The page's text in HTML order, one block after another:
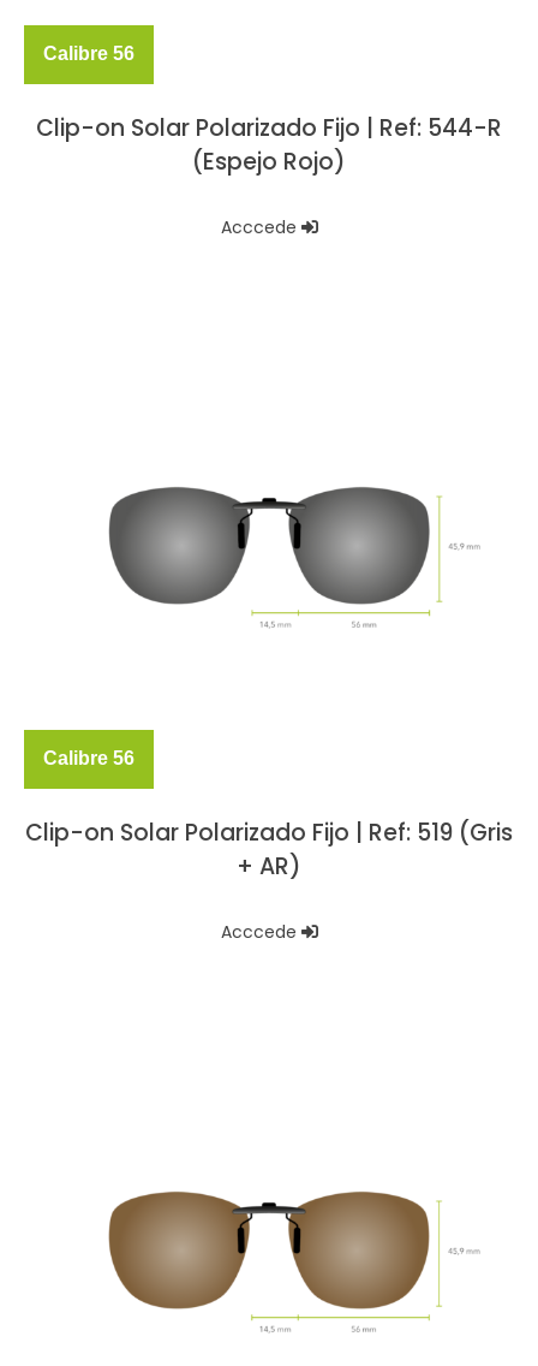
Calibre 56
Clip-on Solar Polarizado Fijo | Ref: 544-R
(Espejo Rojo)
Acccede
Calibre 56
Clip-on Solar Polarizado Fijo | Ref: 519 (Gris
+ AR)
Acccede